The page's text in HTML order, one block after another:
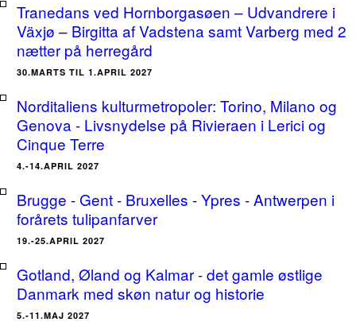
Tranedans ved Hornborgasøen – Udvandrere i
Växjø – Birgitta af Vadstena samt Varberg med 2
nætter på herregård
30.MARTS TIL 1.APRIL 2027
Norditaliens kulturmetropoler: Torino, Milano og
Genova - Livsnydelse på Rivieraen i Lerici og
Cinque Terre
4.-14.APRIL 2027
Brugge - Gent - Bruxelles - Ypres - Antwerpen i
forårets tulipanfarver
19.-25.APRIL 2027
Gotland, Øland og Kalmar - det gamle østlige
Danmark med skøn natur og historie
5.-11.MAJ 2027